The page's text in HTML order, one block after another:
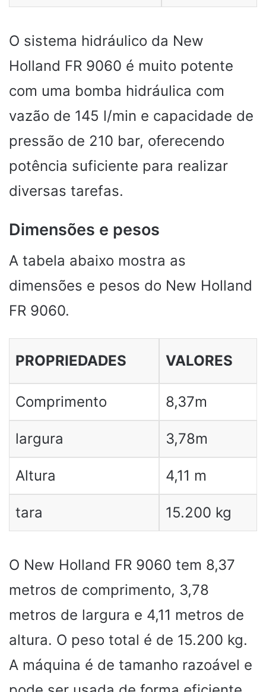
O sistema hidráulico da New
Holland FR 9060 é muito potente
com uma bomba hidráulica com
vazão de 145 l/min e capacidade de
pressão de 210 bar, oferecendo
potência suficiente para realizar
diversas tarefas.
Dimensões e pesos
A tabela abaixo mostra as
dimensões e pesos do New Holland
FR 9060.
PROPRIEDADES VALORES
Comprimento 8,37m
largura 3,78m
Altura 4,11 m
tara 15.200 kg
O New Holland FR 9060 tem 8,37
metros de comprimento, 3,78
metros de largura e 4,11 metros de
altura. O peso total é de 15.200 kg.
A máquina é de tamanho razoável e